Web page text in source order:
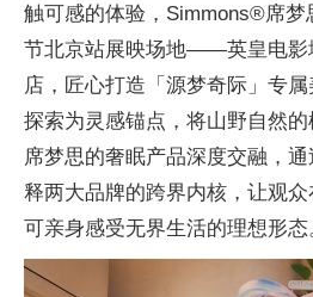
触可感的体验，Simmons®席梦
节北京站展映场地——英皇电影
店，匠心打造「源梦奇际」专
探索为灵感锚点，将山野自然
席梦思的奢眠产品深度交融，
释两大品牌的跨界内核，让观
可亲身感受无界生活的理想形态